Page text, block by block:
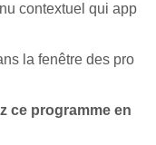
contextuel qui app
la fenêtre des pro
ce programme en